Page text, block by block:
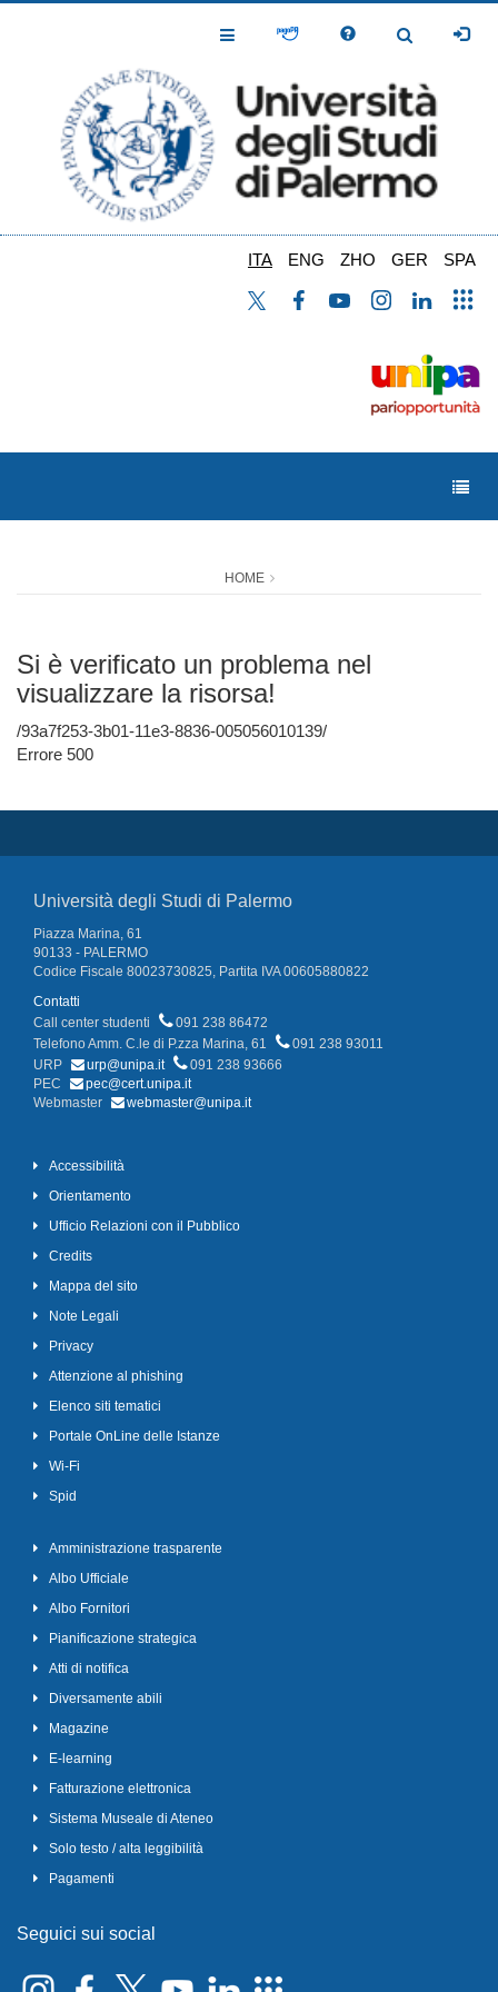
Toggle
Toggle
ITA ENG ZHO GER SPA
HOME
Si è verificato un problema nel
visualizzare la risorsa!
/93a7f253-3b01-11e3-8836-005056010139/
Errore 500
Università degli Studi di Palermo
Piazza Marina, 61
90133 - PALERMO
Codice Fiscale 80023730825, Partita IVA 00605880822
Contatti
Call center studenti
091 238 86472
Telefono Amm. C.le di P.zza Marina, 61
091 238 93011
URP
urp@unipa.it
091 238 93666
PEC
pec@cert.unipa.it
Webmaster
webmaster@unipa.it
Accessibilità
Orientamento
Ufficio Relazioni con il Pubblico
Credits
Mappa del sito
Note Legali
Privacy
Attenzione al phishing
Elenco siti tematici
Portale OnLine delle Istanze
Wi-Fi
Spid
Amministrazione trasparente
Albo Ufficiale
Albo Fornitori
Pianificazione strategica
Atti di notifica
Diversamente abili
Magazine
E-learning
Fatturazione elettronica
Sistema Museale di Ateneo
Solo testo / alta leggibilità
Pagamenti
Seguici sui social